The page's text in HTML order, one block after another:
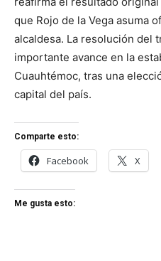
que Rojo de la Vega asuma
alcaldesa. La resolución del
importante avance en la
Cuauhtémoc, tras una
capital del país.
Comparte esto:
Facebook X
Me gusta esto: